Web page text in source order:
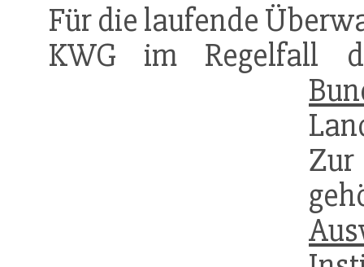
Für die laufende
KWG im Regelfall